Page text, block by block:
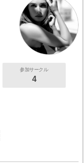
参加サークル
4